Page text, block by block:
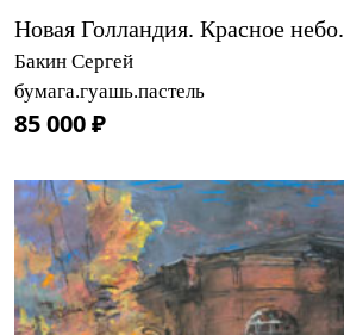
Новая Голландия. Красное небо.
Бакин Сергей
бумага.гуашь.пастель
85 000 ₽